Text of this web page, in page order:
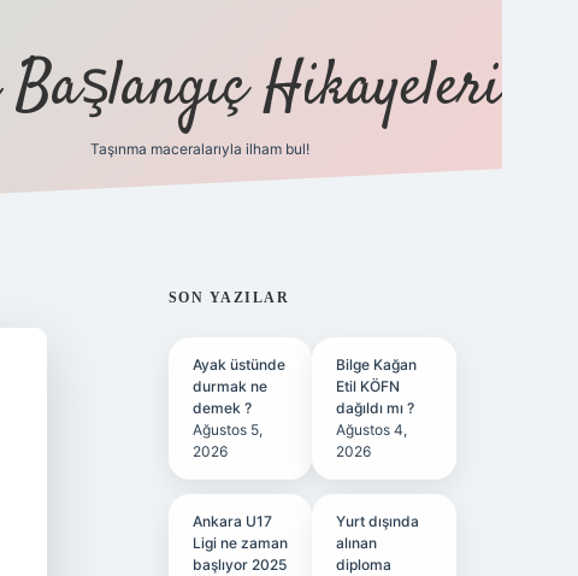
Hikayeleri
Taşınma maceralarıyla ilham bul!
SIDEBAR
SON YAZILAR
Ayak üstünde
durmak ne
demek ?
Ağustos 5,
2026
Bilge Kağan
Etil KÖFN
dağıldı mı ?
Ağustos 4,
2026
Ankara U17
Ligi ne zaman
başlıyor 2025
Yurt dışında
alınan
diploma